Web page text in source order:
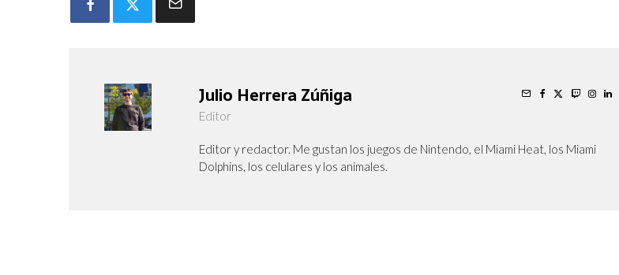
Julio Herrera Zúñiga
Editor
Editor y redactor. Me gustan los juegos de Nintendo, el Miami Heat, los Miami
Dolphins, los celulares y los animales.